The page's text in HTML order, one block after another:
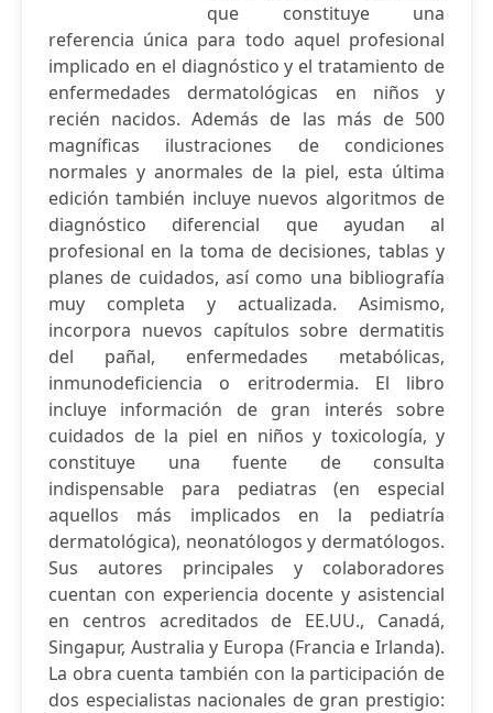
que constituye una
referencia única para todo aquel profesional
implicado en el diagnóstico y el tratamiento de
enfermedades dermatológicas en niños y
recién nacidos. Además de las más de 500
magníficas ilustraciones de condiciones
normales y anormales de la piel, esta última
edición también incluye nuevos algoritmos de
diagnóstico diferencial que ayudan al
profesional en la toma de decisiones, tablas y
planes de cuidados, así como una bibliografía
muy completa y actualizada. Asimismo,
incorpora nuevos capítulos sobre dermatitis
del pañal, enfermedades metabólicas,
inmunodeficiencia o eritrodermia. El libro
incluye información de gran interés sobre
cuidados de la piel en niños y toxicología, y
constituye una fuente de consulta
indispensable para pediatras (en especial
aquellos más implicados en la pediatría
dermatológica), neonatólogos y dermatólogos.
Sus autores principales y colaboradores
cuentan con experiencia docente y asistencial
en centros acreditados de EE.UU., Canadá,
Singapur, Australia y Europa (Francia e Irlanda).
La obra cuenta también con la participación de
dos especialistas nacionales de gran prestigio: